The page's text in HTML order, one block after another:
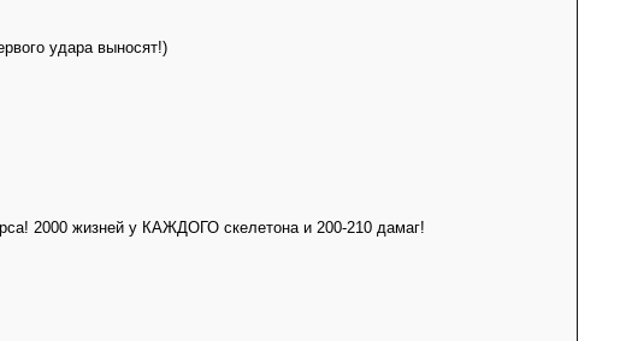
удара выносят!)
2000 жизней у КАЖДОГО скелетона и 200-210 дамаг!